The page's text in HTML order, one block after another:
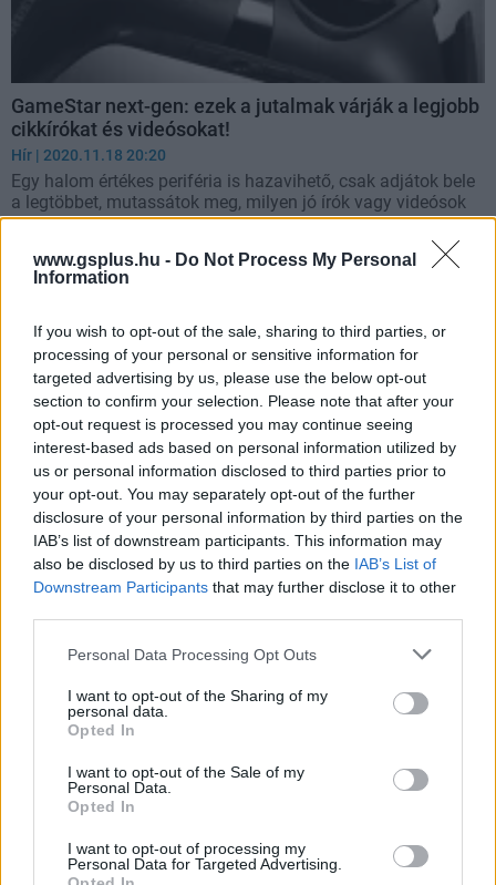
www.gsplus.hu - Do Not Process My Personal
Information
If you wish to opt-out of the sale, sharing to third parties, or
processing of your personal or sensitive information for
targeted advertising by us, please use the below opt-out
section to confirm your selection. Please note that after your
opt-out request is processed you may continue seeing
interest-based ads based on personal information utilized by
us or personal information disclosed to third parties prior to
your opt-out. You may separately opt-out of the further
disclosure of your personal information by third parties on the
IAB’s list of downstream participants. This information may
also be disclosed by us to third parties on the IAB’s List of
Downstream Participants that may further disclose it to other
Please note that this website/app uses one or more Google
not limited to your visit or usage behaviour. You may click to
grant or deny consent to Google and its third-party tags to
use your data for below specified purposes in below Google
consent section.
Personal Data Processing Opt Outs
I want to opt-out of the Sharing of my
personal data.
Opted In
I want to opt-out of the Sale of my
Personal Data.
Opted In
I want to opt-out of processing my
Personal Data for Targeted Advertising.
GameStar next-gen: ezek a jutalmak várják a legjobb
cikkírókat és videósokat!
Hír | 2020.11.18 20:20
Egy halom értékes periféria is hazavihető, csak adjátok bele
a legtöbbet, mutassátok meg, milyen jó írók vagy videósok
vagytok!
GameStar next-gen: cikkírói és videós pályázatot
hirdetünk!
konzolok, új korszak kezdődik a játékvilágban, ezért egy
generációjának is.